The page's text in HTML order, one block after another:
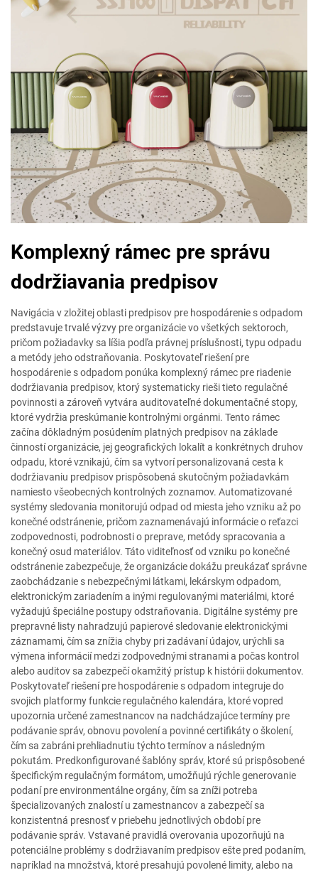
Komplexný rámec pre správu
dodržiavania predpisov
Navigácia v zložitej oblasti predpisov pre hospodárenie s odpadom
predstavuje trvalé výzvy pre organizácie vo všetkých sektoroch,
pričom požiadavky sa líšia podľa právnej príslušnosti, typu odpadu
a metódy jeho odstraňovania. Poskytovateľ riešení pre
hospodárenie s odpadom ponúka komplexný rámec pre riadenie
dodržiavania predpisov, ktorý systematicky rieši tieto regulačné
povinnosti a zároveň vytvára auditovateľné dokumentačné stopy,
ktoré vydržia preskúmanie kontrolnými orgánmi. Tento rámec
začína dôkladným posúdením platných predpisov na základe
činností organizácie, jej geografických lokalít a konkrétnych druhov
odpadu, ktoré vznikajú, čím sa vytvorí personalizovaná cesta k
dodržiavaniu predpisov prispôsobená skutočným požiadavkám
namiesto všeobecných kontrolných zoznamov. Automatizované
systémy sledovania monitorujú odpad od miesta jeho vzniku až po
konečné odstránenie, pričom zaznamenávajú informácie o reťazci
zodpovednosti, podrobnosti o preprave, metódy spracovania a
konečný osud materiálov. Táto viditeľnosť od vzniku po konečné
odstránenie zabezpečuje, že organizácie dokážu preukázať správne
zaobchádzanie s nebezpečnými látkami, lekárskym odpadom,
elektronickým zariadením a inými regulovanými materiálmi, ktoré
vyžadujú špeciálne postupy odstraňovania. Digitálne systémy pre
prepravné listy nahradzujú papierové sledovanie elektronickými
záznamami, čím sa znížia chyby pri zadávaní údajov, urýchli sa
výmena informácií medzi zodpovednými stranami a počas kontrol
alebo auditov sa zabezpečí okamžitý prístup k histórii dokumentov.
Poskytovateľ riešení pre hospodárenie s odpadom integruje do
svojich platformy funkcie regulačného kalendára, ktoré vopred
upozornia určené zamestnancov na nadchádzajúce termíny pre
podávanie správ, obnovu povolení a povinné certifikáty o školení,
čím sa zabráni prehliadnutiu týchto termínov a následným
pokutám. Predkonfigurované šablóny správ, ktoré sú prispôsobené
špecifickým regulačným formátom, umožňujú rýchle generovanie
podaní pre environmentálne orgány, čím sa zníži potreba
špecializovaných znalostí u zamestnancov a zabezpečí sa
konzistentná presnosť v priebehu jednotlivých období pre
podávanie správ. Vstavané pravidlá overovania upozorňujú na
potenciálne problémy s dodržiavaním predpisov ešte pred podaním,
napríklad na množstvá, ktoré presahujú povolené limity, alebo na